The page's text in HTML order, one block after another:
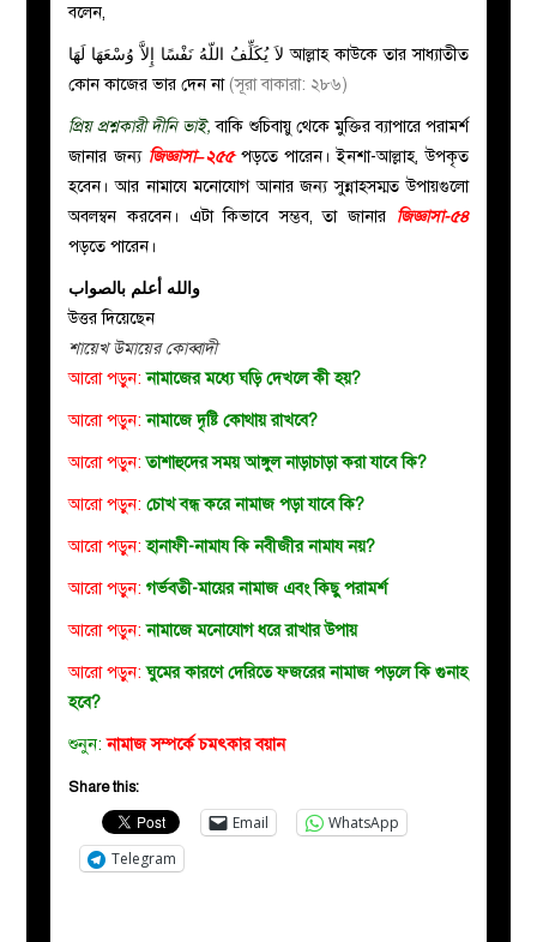
করুন
বলেন,
لاَ يُكَلِّفُ اللّهُ نَفْسًا إِلاَّ وُسْعَهَا لَهَا আল্লাহ কাউকে তার সাধ্যাতীত
কোন কাজের ভার দেন না(সূরা বাকারা: ২৮৬)
প্রিয় প্রশ্নকারী দীনি ভাই, বাকি শুচিবায়ু থেকে মুক্তির ব্যাপারে পরামর্শ
জানার জন্য জিজ্ঞাসা–২৫৫ পড়তে পারেন। ইনশা-আল্লাহ, উপকৃত
হবেন। আর নামাযে মনোযোগ আনার জন্য সুন্নাহসম্মত উপায়গুলো
অবলম্বন করবেন। এটা কিভাবে সম্ভব, তা জানার জিজ্ঞাসা-৫৪
পড়তে পারেন।
والله أعلم بالصواب
উত্তর দিয়েছেন
শায়েখ উমায়ের কোব্বাদী
আরো পড়ুন:নামাজের মধ্যে ঘড়ি দেখলে কী হয়?
আরো পড়ুন:নামাজে দৃষ্টি কোথায় রাখবে?
আরো পড়ুন:তাশাহুদের সময় আঙ্গুল নাড়াচাড়া করা যাবে কি?
আরো পড়ুন:চোখ বন্ধ করে নামাজ পড়া যাবে কি?
আরো পড়ুন:হানাফী-নামায কি নবীজীর নামায নয়?
আরো পড়ুন:গর্ভবতী-মায়ের নামাজ এবং কিছু পরামর্শ
আরো পড়ুন:নামাজে মনোযোগ ধরে রাখার উপায়
আরো পড়ুন:ঘুমের কারণে দেরিতে ফজরের নামাজ পড়লে কি গুনাহ
হবে?
শুনুন: নামাজ সম্পর্কে চমৎকার বয়ান
Share this:
Email
WhatsApp
Telegram